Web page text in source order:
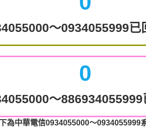
～0934055999已
0
～
為中華電信0934055000～0934055999